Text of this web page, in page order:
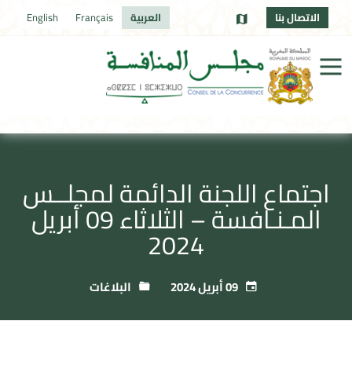
الاتصال بنا العربية Français
English
اجتماع اللجنة الدائمة لمجلــس
المـنـافسة – الثلاثاء 09 أبريل
2024
البلاغات